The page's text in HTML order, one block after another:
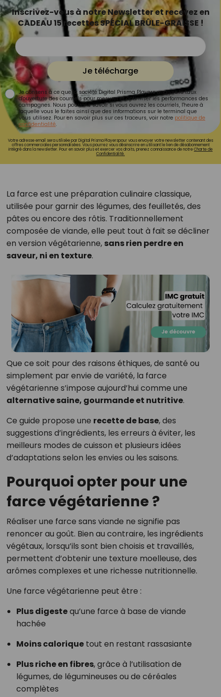
Inscrivez-vous à notre Newsletter et recevez en
CADEAU 15 recettes SPÉCIAL BRÛLE-GRAISSE !
Je télécharge
Je consens à ce que la société Digital Prisma Players analyse le taux
d'ouverture des courriels pour mesurer et optimiser les performances des
campagnes. Nous pourrons savoir si vous ouvrez les courriels, l'heure à
laquelle vous le faites ainsi que des informations sur le terminal que
vous utilisez. Pour en savoir plus sur ces traceurs, voir notre politique de
confidentialité.
Votre adresse email sera utilisée par Digital Prisma Playerspour vous envoyer votre newsletter contenant des
offres commerciales personnalisées. Vous pourrez vous désinscrire en utilisant le lien de désabonnement
intégré dans la newsletter. Pour en savoir plus et exercer vos droits, prenez connaissance de notreCharte de
Confidentialité.
La farce est une préparation culinaire classique,
utilisée pour garnir des légumes, des feuilletés, des
pâtes ou encore des rôtis. Traditionnellement
composée de viande, elle peut tout à fait se décliner
en version végétarienne, sans rien perdre en
saveur, ni en texture.
Que ce soit pour des raisons éthiques, de santé ou
simplement par envie de variété, la farce
végétarienne s’impose aujourd’hui comme une
alternative saine, gourmande et nutritive.
Ce guide propose une recette de base, des
suggestions d’ingrédients, les erreurs à éviter, les
meilleurs modes de cuisson et plusieurs idées
d’adaptations selon les envies ou les saisons.
Pourquoi opter pour une
farce végétarienne ?
Réaliser une farce sans viande ne signifie pas
renoncer au goût. Bien au contraire, les ingrédients
végétaux, lorsqu’ils sont bien choisis et travaillés,
permettent d’obtenir une texture moelleuse, des
arômes complexes et une richesse nutritionnelle.
Une farce végétarienne peut être :
Plus digestequ’une farce à base de viande
hachée
Moins caloriquetout en restant rassasiante
Plus riche en fibres, grâce à l’utilisation de
légumes, de légumineuses ou de céréales
complètes